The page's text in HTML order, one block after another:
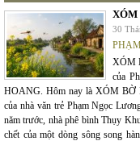
XÓM
30
XÓM
của
HOANG. Hôm nay là XÓM BỜ
của nhà văn trẻ Phạm Ngọc
năm trước, nhà phê bình Thụy
chết của một dòng sông song